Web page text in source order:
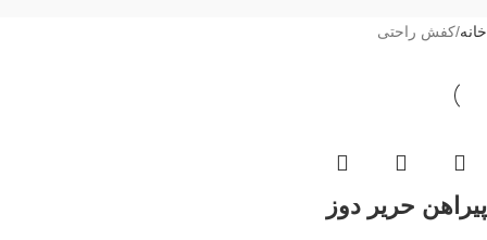
خانه کفش راحتی
پیراهن حریر دوز